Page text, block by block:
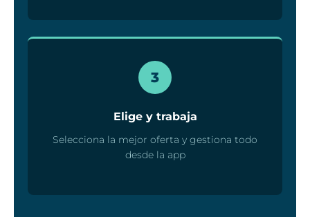
3
Elige y trabaja
Selecciona la mejor oferta y gestiona todo
desde la app